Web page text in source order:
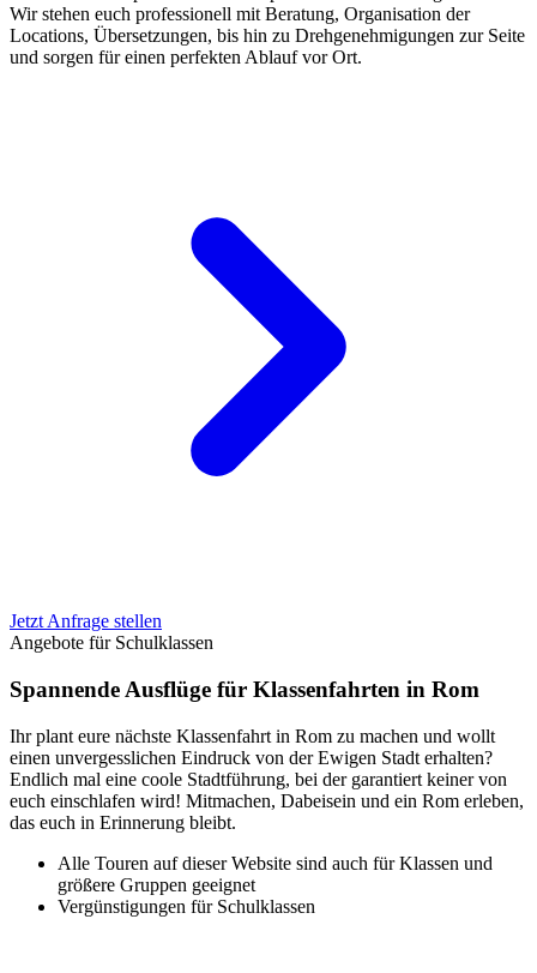
Wir stehen euch professionell mit Beratung, Organisation der
Locations, Übersetzungen, bis hin zu Drehgenehmigungen zur Seite
und sorgen für einen perfekten Ablauf vor Ort.
Jetzt Anfrage stellen
Angebote für Schulklassen
Spannende Ausflüge für Klassenfahrten in Rom
Ihr plant eure nächste Klassenfahrt in Rom zu machen und wollt
einen unvergesslichen Eindruck von der Ewigen Stadt erhalten?
Endlich mal eine coole Stadtführung, bei der garantiert keiner von
euch einschlafen wird! Mitmachen, Dabeisein und ein Rom erleben,
das euch in Erinnerung bleibt.
Alle Touren auf dieser Website sind auch für Klassen und
größere Gruppen geeignet
Vergünstigungen für Schulklassen